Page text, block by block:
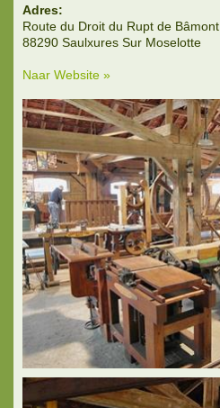
Adres:
Route du Droit du Rupt de Bâmont
88290 Saulxures Sur Moselotte
Naar Website »